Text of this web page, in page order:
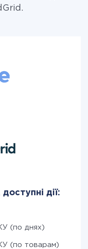
дії:
(по днях)
(по товарам)